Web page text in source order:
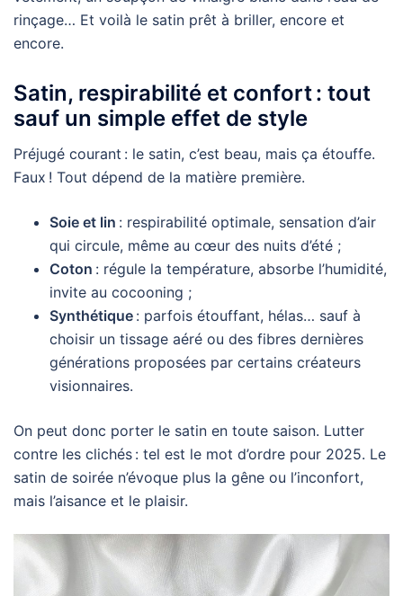
rinçage… Et voilà le satin prêt à briller, encore et
encore.
Satin, respirabilité et confort : tout
sauf un simple effet de style
Préjugé courant : le satin, c’est beau, mais ça étouffe.
Faux ! Tout dépend de la matière première.
Soie et lin : respirabilité optimale, sensation d’air
qui circule, même au cœur des nuits d’été ;
Coton : régule la température, absorbe l’humidité,
invite au cocooning ;
Synthétique : parfois étouffant, hélas… sauf à
choisir un tissage aéré ou des fibres dernières
générations proposées par certains créateurs
visionnaires.
On peut donc porter le satin en toute saison. Lutter
contre les clichés : tel est le mot d’ordre pour 2025. Le
satin de soirée n’évoque plus la gêne ou l’inconfort,
mais l’aisance et le plaisir.